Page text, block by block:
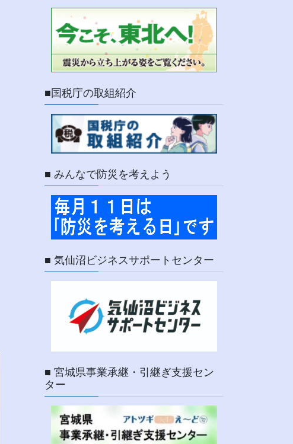
■国税庁の取組紹介
■ みんなで防災を考えよう
■ 気仙沼ビジネスサポートセンター
■ 宮城県事業承継・引継ぎ支援セン
ター